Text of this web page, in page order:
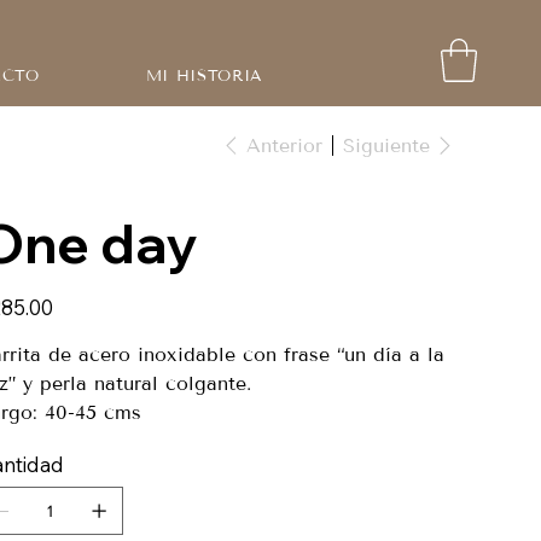
MI HISTORIA
Anterior Siguiente
day
de acero inoxidable con frase “un día a la
y perla natural colgante.
40-45 cms